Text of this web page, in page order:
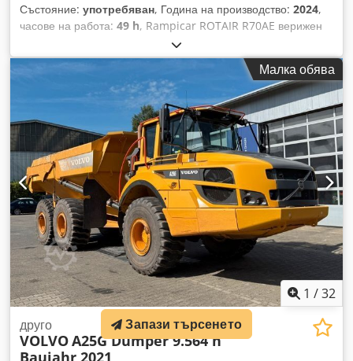
Състояние: употребяван, Година на производство: 2024,
часове на работа: 49 h, Rampicar ROTAIR R70AE верижен
дъмпер / носач на инструменти, год. на производство 2024,
около 49 работни часа, като нов Djdozq Haispfx Abrsck
Описание: * максимален товар на ходовата част: 800 kg *
бензинов двигател Honda GX390 с електрически старт *
моно-джойстик за задвижване * хидростатично задвижване
* отделни двигатели за всяка страна * ходова част с
централни люлеещи ролки * механична аварийна спирачка
* самосвална кофа със самозареждаща се лопата * 1
свободен хидравличен кръг с управляващ лост * по избор
могат да се монтират различни прикачни устройства, вижте
брошурата на производителя Rotair на линка: Въпреки
положените усилия, е възможно да има грешки в обявата.
Запазваме си правото на промяна и предварителна
продажба!
Малка обява
1 /32
друго
VOLVOA25G Dumper 9.564 h
Запази търсенето